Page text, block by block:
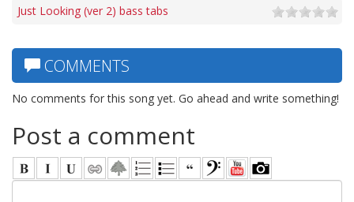
Just Looking (ver 2) bass tabs
COMMENTS
No comments for this song yet. Go ahead and write something!
Post a comment